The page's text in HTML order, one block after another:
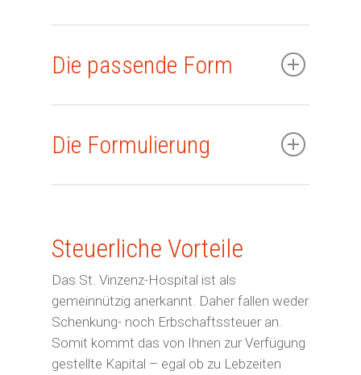
Die passende Form
Die Formulierung
Steuerliche Vorteile
Das St. Vinzenz-Hospital ist als
gemeinnützig anerkannt. Daher fallen weder
Schenkung- noch Erbschaftssteuer an.
Somit kommt das von Ihnen zur Verfügung
gestellte Kapital – egal ob zu Lebzeiten
Start
Privatpersonen
Gutes tun
Unternehmen